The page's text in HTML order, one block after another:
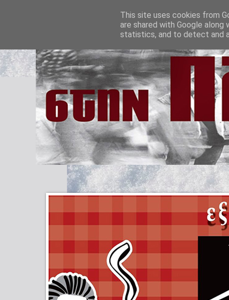
This site uses cookies from
are shared with Google
statistics, and to detect and